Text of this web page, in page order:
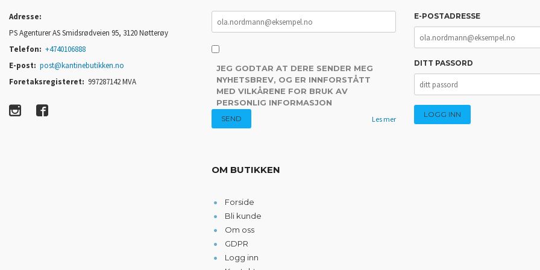
Adresse:
PS Agenturer AS Smidsrødveien 95, 3120 Nøtterøy
Telefon: +4740106888
E-post: post@kantinebutikken.no
Foretaksregisteret: 997287142 MVA
JEG GODTAR AT DERE SENDER MEG
NYHETSBREV, OG ER INNFORSTÅTT
MED VILKÅRENE FOR BRUK AV
PERSONLIG INFORMASJON
Les mer
OM BUTIKKEN
Forside
Bli kunde
Om oss
GDPR
Logg inn
E-POSTADRESSE
DITT PASSORD